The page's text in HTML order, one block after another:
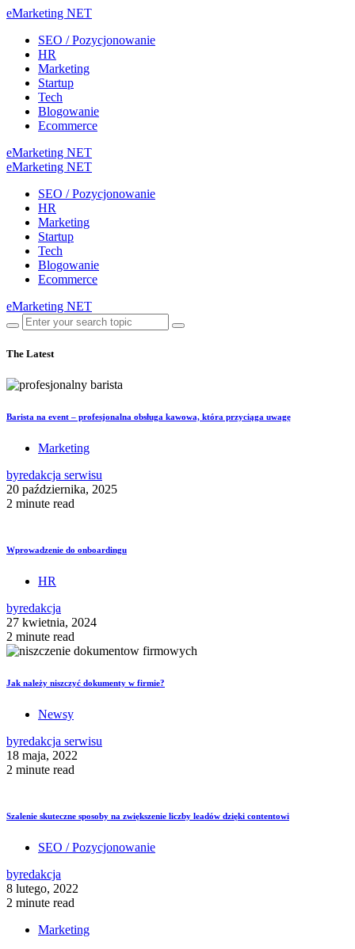
eMarketing NET
SEO / Pozycjonowanie
HR
Marketing
Startup
Tech
Blogowanie
Ecommerce
eMarketing NET
eMarketing NET
SEO / Pozycjonowanie
HR
Marketing
Startup
Tech
Blogowanie
Ecommerce
eMarketing NET
The Latest
Barista na event – profesjonalna obsługa kawowa, która przyciąga uwagę
Marketing
byredakcja serwisu
20 października, 2025
2 minute read
Wprowadzenie do onboardingu
HR
byredakcja
27 kwietnia, 2024
2 minute read
Jak należy niszczyć dokumenty w firmie?
Newsy
byredakcja serwisu
18 maja, 2022
2 minute read
Szalenie skuteczne sposoby na zwiększenie liczby leadów dzięki contentowi
SEO / Pozycjonowanie
byredakcja
8 lutego, 2022
2 minute read
Marketing